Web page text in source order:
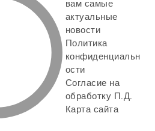
вам самые
актуальные
новости
Политика
конфиденциальн
ости
Согласие на
обработку П.Д.
Карта сайта